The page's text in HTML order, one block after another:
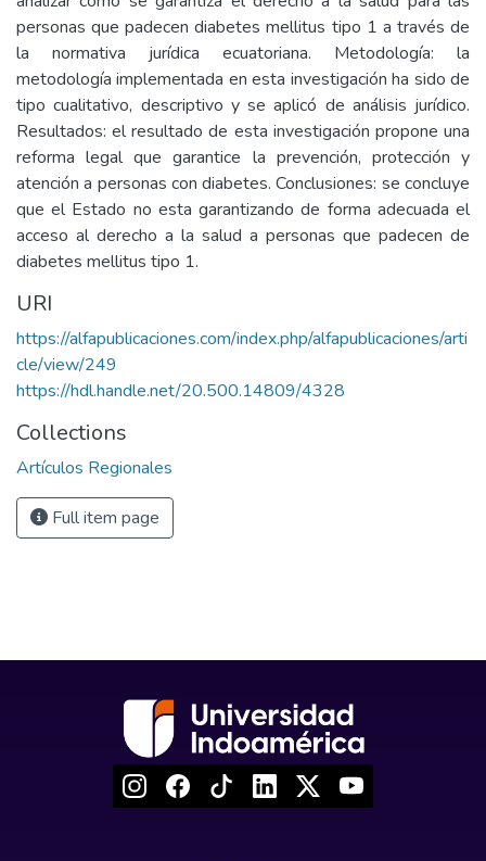
personas que padecen diabetes mellitus tipo 1 a través de
la normativa jurídica ecuatoriana. Metodología: la
metodología implementada en esta investigación ha sido de
tipo cualitativo, descriptivo y se aplicó de análisis jurídico.
Resultados: el resultado de esta investigación propone una
reforma legal que garantice la prevención, protección y
atención a personas con diabetes. Conclusiones: se concluye
que el Estado no esta garantizando de forma adecuada el
acceso al derecho a la salud a personas que padecen de
diabetes mellitus tipo 1.
URI
https://alfapublicaciones.com/index.php/alfapublicaciones/arti
cle/view/249
https://hdl.handle.net/20.500.14809/4328
Collections
Artículos Regionales
Full item page